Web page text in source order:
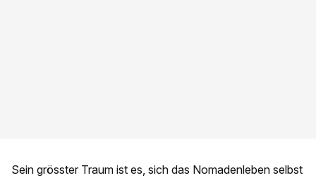
Sein grösster Traum ist es, sich das Nomadenleben selbst